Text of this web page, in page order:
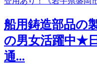
船用鋳造部品の
の男女活躍中★
通...